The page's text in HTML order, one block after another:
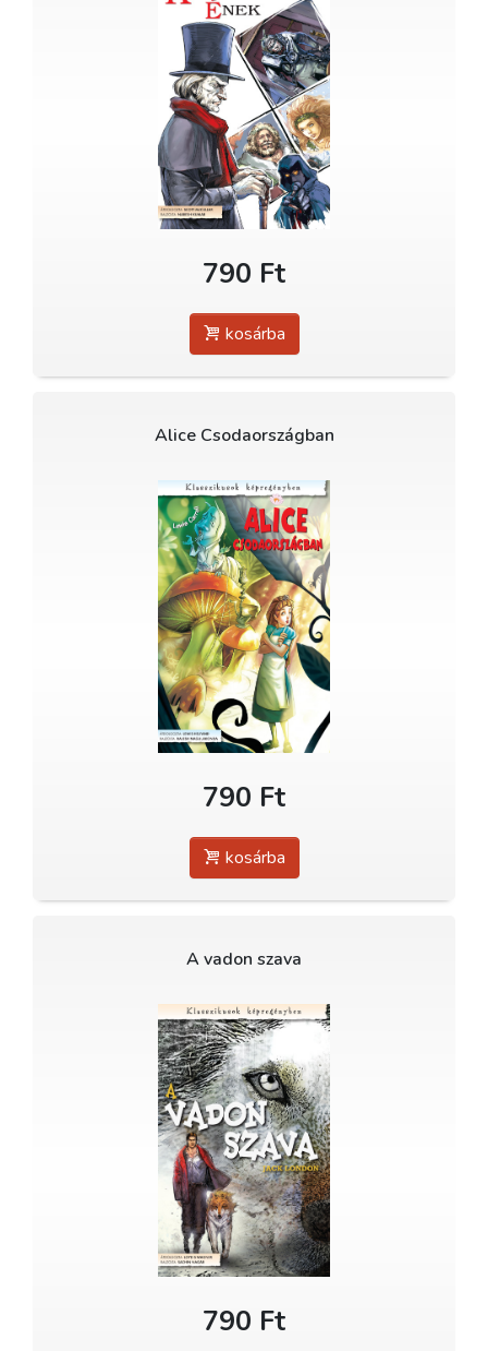
790 Ft
kosárba
Alice Csodaországban
790 Ft
kosárba
A vadon szava
790 Ft